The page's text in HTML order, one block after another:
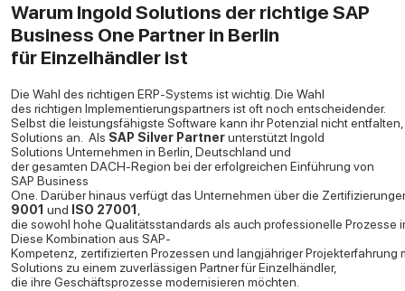
Warum Ingold Solutions der richtige SAP
Business One Partner in Berlin
für Einzelhändler ist
Die Wahl des richtigen ERP-Systems ist wichtig. Die Wahl
des richtigen Implementierungspartners ist oft noch entscheidender.
Selbst die leistungsfähigste Software kann ihr Potenzial nicht
Solutions an. Als SAP Silver Partnerunterstützt Ingold
Solutions Unternehmen in Berlin, Deutschland und
der gesamten DACH-Region bei der erfolgreichen Einführung von
SAP Business
One. Darüber hinaus verfügt das Unternehmen über die
9001 und ISO 27001 ,
die sowohl hohe Qualitätsstandards als auch professionelle Prozesse
Diese Kombination aus SAP-
Kompetenz, zertifizierten Prozessen und langjähriger Projekterfahrung
Solutions zu einem zuverlässigen Partner für Einzelhändler,
die ihre Geschäftsprozesse modernisieren möchten.